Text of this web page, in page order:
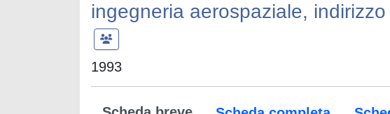
ingegneria aerospaziale,
1993